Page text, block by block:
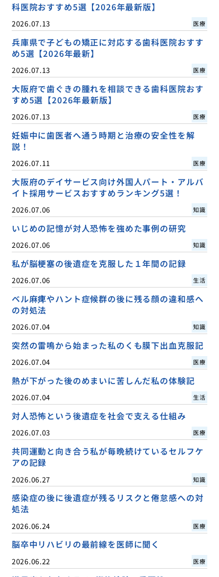
科医院おすすめ5選【2026年最新版】
2026.07.13 医療
兵庫県で子どもの矯正に対応する歯科医院おすす
め5選【2026年最新】
2026.07.13 医療
大阪府で歯ぐきの腫れを相談できる歯科医院おす
すめ5選【2026年最新版】
2026.07.13 医療
妊娠中に歯医者へ通う時期と治療の安全性を解
説！
2026.07.11 医療
大阪府のデイサービス向け外国人パート・アルバ
イト採用サービスおすすめランキング5選！
2026.07.06 知識
いじめの記憶が対人恐怖を強めた事例の研究
2026.07.06 知識
私が脳梗塞の後遺症を克服した１年間の記録
2026.07.06 生活
ベル麻痺やハント症候群の後に残る顔の違和感へ
の対処法
2026.07.04 知識
突然の雷鳴から始まった私のくも膜下出血克服記
2026.07.04 医療
熱が下がった後のめまいに苦しんだ私の体験記
2026.07.04 生活
対人恐怖という後遺症を社会で支える仕組み
2026.07.03 医療
共同運動と向き合う私が毎晩続けているセルフケ
アの記録
2026.06.27 知識
感染症の後に後遺症が残るリスクと倦怠感への対
処法
2026.06.24 医療
脳卒中リハビリの最前線を医師に聞く
2026.06.22 医療